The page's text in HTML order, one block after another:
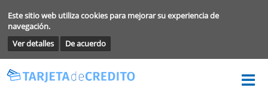
Este sitio web utiliza cookies para mejorar su experiencia de
navegación.
Ver detalles De acuerdo